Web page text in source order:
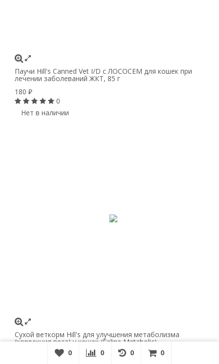
Паучи Hill's Canned Vet I/D с ЛОСОСЕМ для кошек при
лечении заболеваний ЖКТ, 85 г
180 ₽
0
Нет в наличии
Сухой веткорм Hill's для улучшения метаболизма
(коррекция веса) у кошек (Feline Metabolic)
0
0 0 0 0